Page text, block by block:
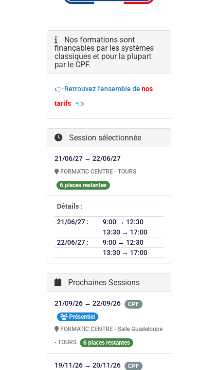
Nos formations sont
finançables par les systèmes
classiques et pour la plupart
par le CPF.
👉 Retrouvez l'ensemble de nos
tarifs 👈
Session sélectionnée
21/06/27 → 22/06/27
FORMATIC CENTRE - TOURS
6 places restantes
Détails :
21/06/27 :
9:00 → 12:30
13:30 → 17:00
22/06/27 :
9:00 → 12:30
13:30 → 17:00
Prochaines Sessions
21/09/26 → 22/09/26
CPF
Présentiel
FORMATIC CENTRE - Salle Guadeloupe
- TOURS
6 places restantes
19/11/26 → 20/11/26
CPF